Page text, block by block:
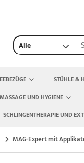
Alle
STÜHLE &
UND HYGIENE
SCHLINGENTHERAPIE UND